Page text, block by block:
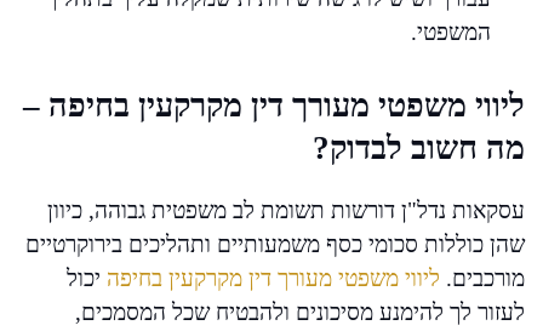
המשפטי.
ליווי משפטי מעורך דין מקרקעין בחיפה –
מה חשוב לבדוק?
עסקאות נדל"ן דורשות תשומת לב משפטית גבוהה, כיוון
שהן כוללות סכומי כסף משמעותיים ותהליכים בירוקרטיים
מורכבים. ליווי משפטי מעורך דין מקרקעין בחיפה יכול
לעזור לך להימנע מסיכונים ולהבטיח שכל המסמכים,